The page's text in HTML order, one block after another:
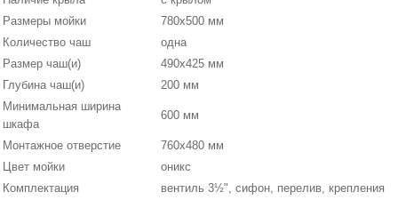
Размеры мойки
780х500 мм
Количество чаш
одна
Размер чаш(и)
490х425 мм
Глубина чаш(и)
200 мм
Минимальная ширина
шкафа
600 мм
Монтажное отверстие
760х480 мм
Цвет мойки
оникс
Комплектация
вентиль 3½", сифон, перелив, крепления